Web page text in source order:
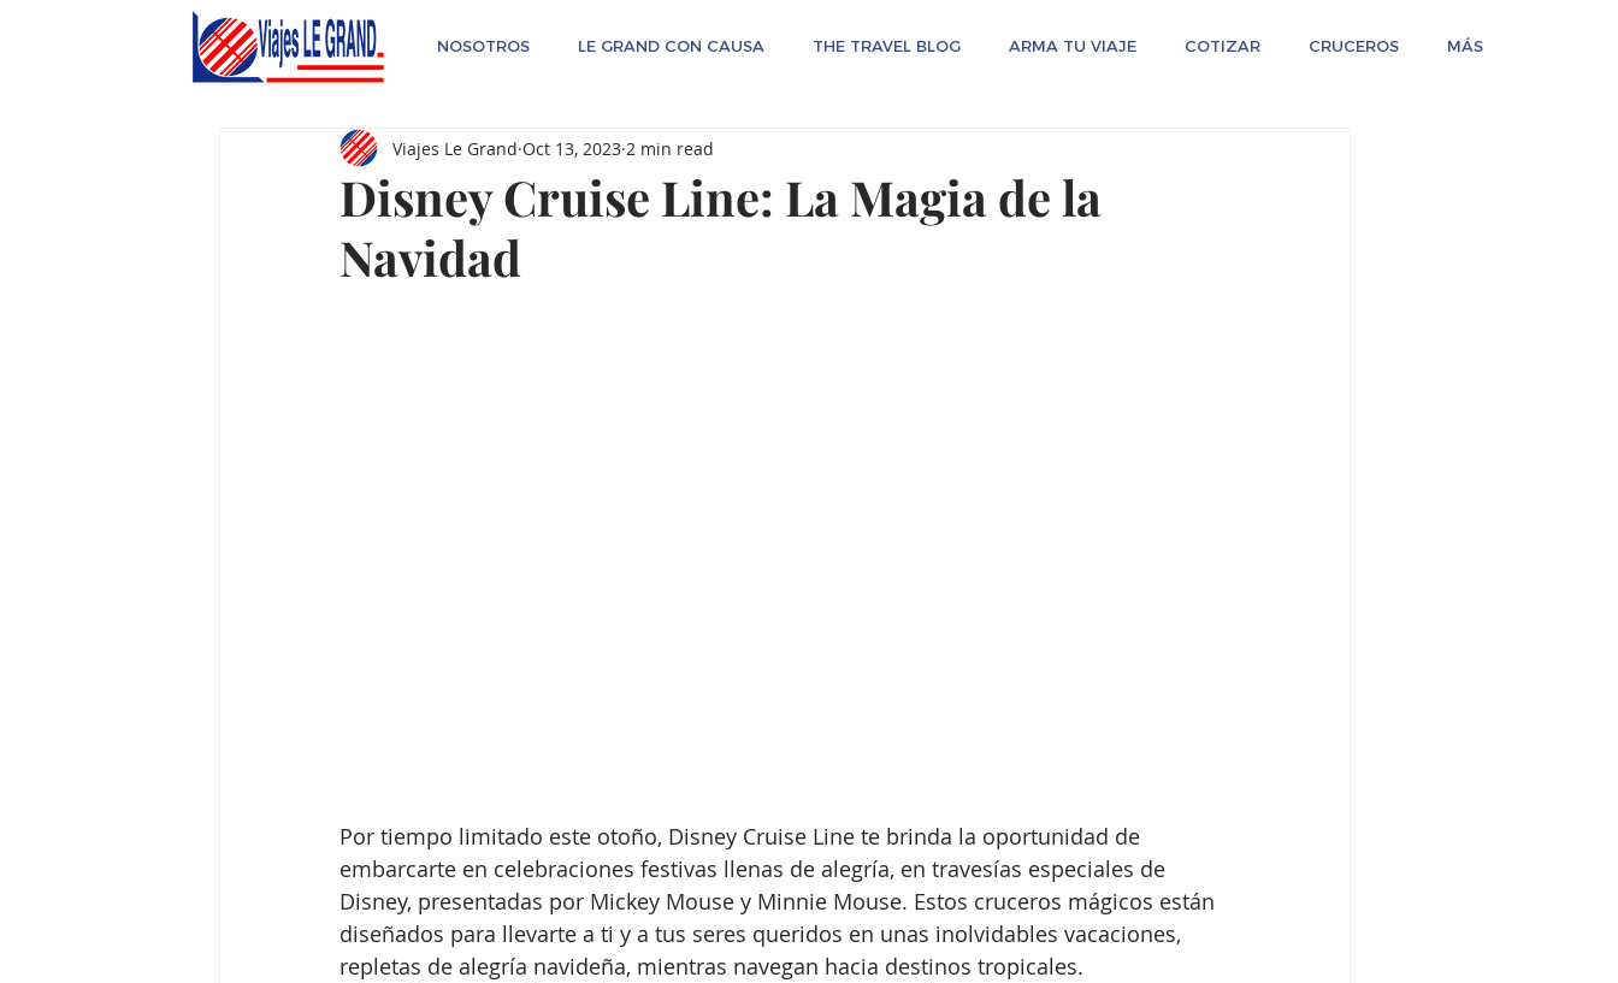
NOSOTROS LE GRAND CON CAUSA THE TRAVEL BLOG ARMA TU VIAJE COTIZAR CRUCEROS MÁS
Disney Cruise Line: La Magia de la
Navidad
Viajes Le Grand Oct 13, 2023 2 min read
Por tiempo limitado este otoño, Disney Cruise Line te brinda la oportunidad de
embarcarte en celebraciones festivas llenas de alegría, en travesías especiales de
Disney, presentadas por Mickey Mouse y Minnie Mouse. Estos cruceros mágicos están
diseñados para llevarte a ti y a tus seres queridos en unas inolvidables vacaciones,
repletas de alegría navideña, mientras navegan hacia destinos tropicales.